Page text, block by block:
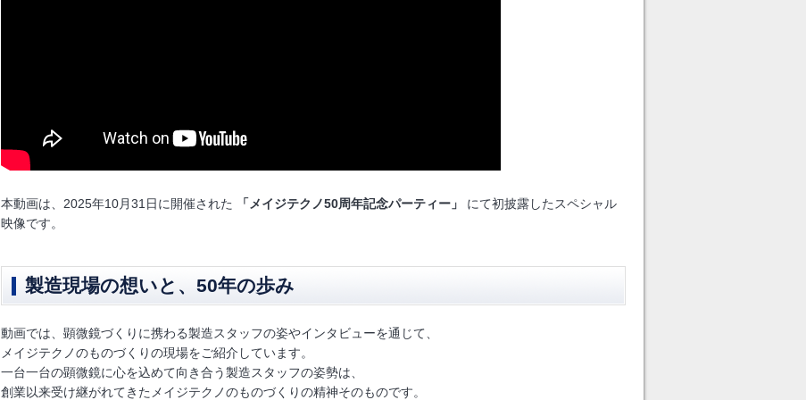
本動画は、2025年10月31日に開催された 「メイジテクノ50周年記念パーティー」
にて初披露したスペシャル
映像です。
製造現場の想いと、50年の歩み
動画では、顕微鏡づくりに携わる製造スタッフの姿やインタビューを通じて、
メイジテクノのものづくりの現場をご紹介しています。
一台一台の顕微鏡に心を込めて向き合う製造スタッフの姿勢は、
創業以来受け継がれてきたメイジテクノのものづくりの精神そのものです。